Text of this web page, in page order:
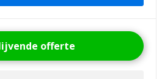
offerte